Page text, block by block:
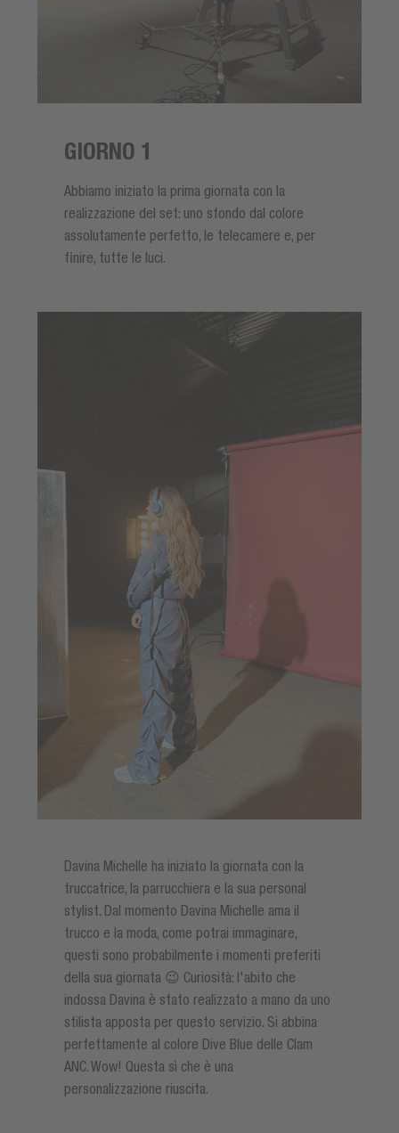
GIORNO 1
Abbiamo iniziato la prima giornata con la
realizzazione del set: uno sfondo dal colore
assolutamente perfetto, le telecamere e, per
finire, tutte le luci.
Davina Michelle ha iniziato la giornata con la
truccatrice, la parrucchiera e la sua personal
stylist. Dal momento Davina Michelle ama il
trucco e la moda, come potrai immaginare,
questi sono probabilmente i momenti preferiti
della sua giornata 😉 Curiosità: l'abito che
indossa Davina è stato realizzato a mano da uno
stilista apposta per questo servizio. Si abbina
perfettamente al colore Dive Blue delle Clam
ANC. Wow! Questa sì che è una
personalizzazione riuscita.